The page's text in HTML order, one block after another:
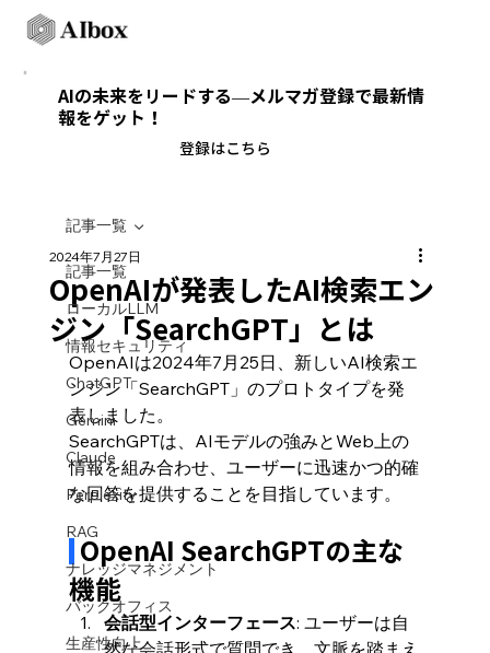
AIの未来をリードする—メルマガ登録で最新情
報をゲット！
​登録はこちら
記事一覧
ローカルLLM
情報セキュリティ
ChatGPT
Gemini
Claude
Perplexity
RAG
ナレッジマネジメント
バックオフィス
生産性向上
記事一覧
OpenAIが発表したAI検索エン
ジン「SearchGPT」とは
2024年7月27日
OpenAIは2024年7月25日、新しいAI検索エ
ンジン「SearchGPT」のプロトタイプを発
表しました。
SearchGPTは、AIモデルの強みとWeb上の
情報を組み合わせ、ユーザーに迅速かつ的確
な回答を提供することを目指しています。
OpenAI SearchGPTの主な
機能
会話型インターフェース: ユーザーは自
然な会話形式で質問でき、文脈を踏まえ